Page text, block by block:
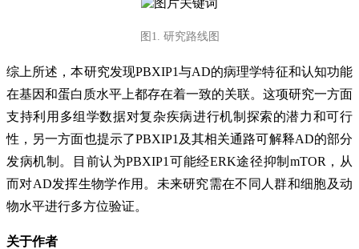
图1. 研究路线图
综上所述，本研究发现PBXIP1与AD的病理学特征和认知功能
在基因和蛋白质水平上都存在着一致的关联。这项研究一方面
支持利用多组学数据对复杂疾病进行机制探索的潜力和可行
性，另一方面也提示了PBXIP1及其相关通路可解释AD的部分
发病机制。目前认为PBXIP1可能经ERK途径抑制mTOR，从
而对AD发挥生物学作用。未来研究需在不同人群和细胞及动
物水平进行多方位验证。
关于作者